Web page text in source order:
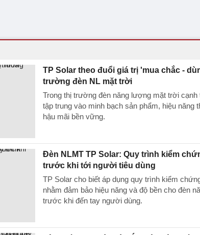
TP Solar theo đuổi giá trị 'mua chắc -
trường đèn NL mặt trời
Trong thị trường đèn năng lượng mặt trời cạnh
tập trung vào minh bạch sản phẩm, hiệu năng
hậu mãi bền vững.
Đèn NLMT TP Solar: Quy trình kiểm
trước khi tới người tiêu dùng
TP Solar cho biết áp dụng quy trình kiểm
nhằm đảm bảo hiệu năng và độ bền cho đèn
trước khi đến tay người dùng.